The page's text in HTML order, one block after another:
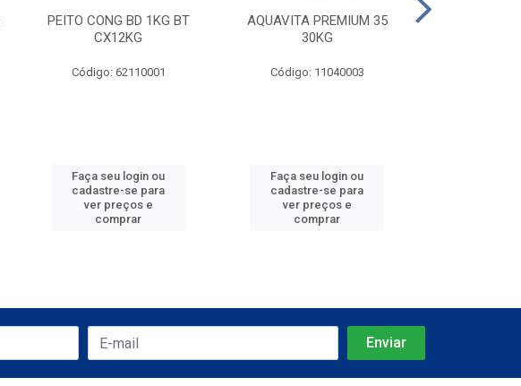
PEITO CONG BD 1KG BT
CX12KG
Código: 62110001
Faça seu login ou
cadastre-se para
ver preços e
comprar
AQUAVITA PREMIUM 35
30KG
Código: 11040003
Faça seu login ou
cadastre-se para
ver preços e
comprar